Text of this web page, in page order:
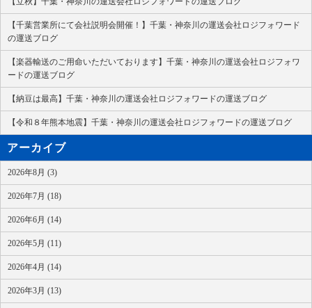
【千葉営業所にて会社説明会開催！】千葉・神奈川の運送会社ロジフォワード
の運送ブログ
【楽器輸送のご用命いただいております】千葉・神奈川の運送会社ロジフォワ
ードの運送ブログ
【納豆は最高】千葉・神奈川の運送会社ロジフォワードの運送ブログ
【令和８年熊本地震】千葉・神奈川の運送会社ロジフォワードの運送ブログ
アーカイブ
2026年8月 (3)
2026年7月 (18)
2026年6月 (14)
2026年5月 (11)
2026年4月 (14)
2026年3月 (13)